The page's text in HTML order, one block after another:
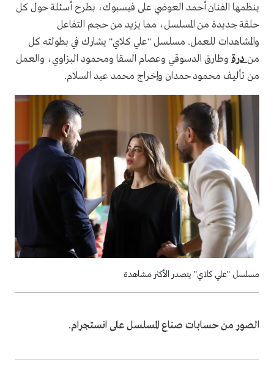
ينظمها الفنان أحمد العوضي على فيسبوك، بطرح أسئلة حول كل
حلقة جديدة من المسلسل، مما يزيد من حجم التفاعل
والمشاهدات للعمل. مسلسل "علي كلاي" يشارك في بطولته كل
من درة وطارق الدسوقي وعصام السقا ومحمود البزاوي، والعمل
من تأليف محمود حمدان وإخراج محمد عبد السلام.
مسلسل "علي كلاي" يتصدر الأكثر مشاهدة
الصور من حسابات صناع المسلسل على انستجرام.